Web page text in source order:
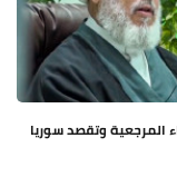
المرجعية وتقصد سوريا